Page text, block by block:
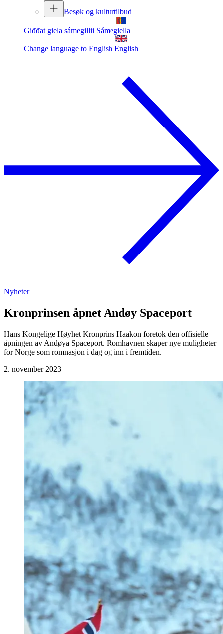
Besøk og kulturtilbud
Giđđat giela sámegillii Sámegiella
Change language to English English
Nyheter
Kronprinsen åpnet Andøy Spaceport
Hans Kongelige Høyhet Kronprins Haakon foretok den offisielle
åpningen av Andøya Spaceport. Romhavnen skaper nye muligheter
for Norge som romnasjon i dag og inn i fremtiden.
2. november 2023